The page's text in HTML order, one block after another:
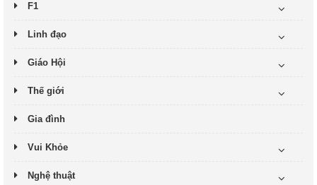
F1
Linh đạo
Giáo Hội
Thế giới
Gia đình
Vui Khỏe
Nghệ thuật